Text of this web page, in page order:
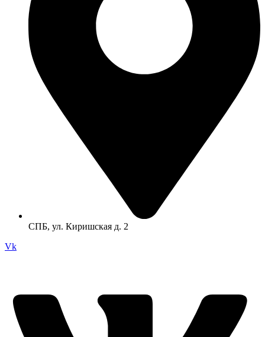
СПБ, ул. Киришская д. 2
Vk